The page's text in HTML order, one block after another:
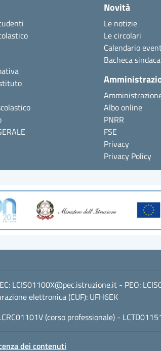
Novità
Le notizie
Le circolari
Calendario
Bacheca
Albo online
PNRR
FSE
Privacy
Privacy Policy
LCIS01100X@pec.istruzione.it - PEO:
elettronica (CUF): UFH6EK
(corso professionale) -
dei contenuti